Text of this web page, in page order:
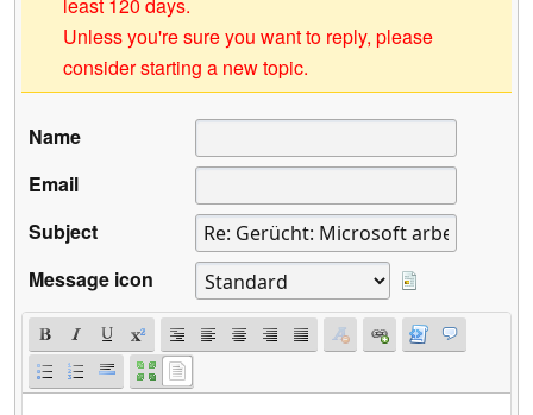
Unless you're sure you want to reply, please
consider starting a new topic.
Name
Email
Subject
Message icon